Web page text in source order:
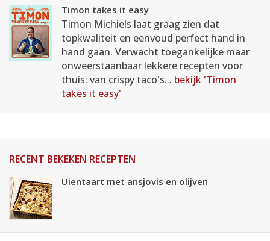
Timon takes it easy
Timon Michiels laat graag zien dat
topkwaliteit en eenvoud perfect hand in
hand gaan. Verwacht toegankelijke maar
onweerstaanbaar lekkere recepten voor
thuis: van crispy taco's... bekijk 'Timon
takes it easy'
RECENT BEKEKEN RECEPTEN
Uientaart met ansjovis en olijven